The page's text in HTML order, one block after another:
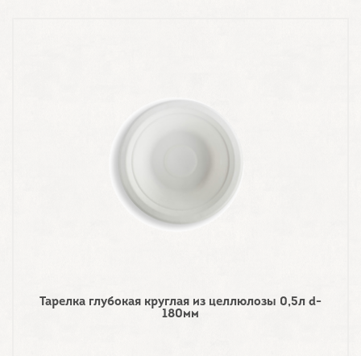
Тарелка глубокая круглая из целлюлозы 0,5л d-
180мм